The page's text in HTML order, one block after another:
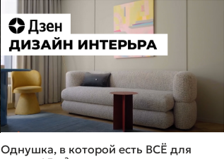
Однушка, в которой есть ВСЁ для